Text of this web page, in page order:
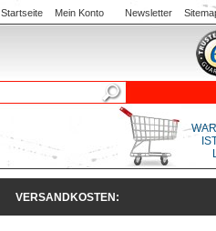
Startseite Mein Konto Newsletter
VERSANDKOSTEN: